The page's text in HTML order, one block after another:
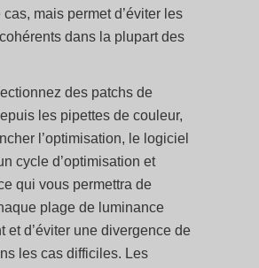
mais permet d’éviter les
dans la plupart des
des patchs de
les pipettes de couleur,
l’optimisation, le logiciel
cycle d’optimisation et
qui vous permettra de
plage de luminance
et d’éviter une divergence de
les cas difficiles. Les